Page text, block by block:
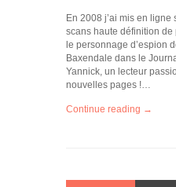
En 2008 j’ai mis en
scans haute définition de
le personnage d’espion
Baxendale dans le
Yannick, un lecteur
nouvelles pages !…
Continue reading →